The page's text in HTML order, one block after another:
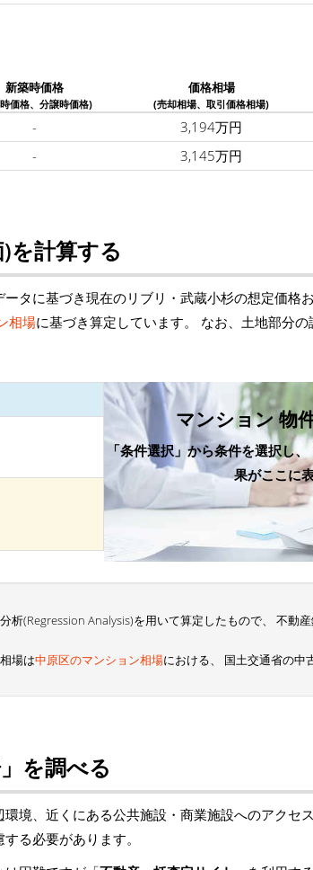
新築時価格
価格、分譲時価格)
価格相場
(売却相場、取引価格相場)
- 3,194万円
- 3,145万円
を計算する
タに基づき現在のリブリ・武蔵小杉の想定価格
相場に基づき算定しています。 なお、土地部分
マンション 物
「条件選択」から条件を選択し
果がここに
(Regression Analysis)を用いて算定したもので、 不動
場は中原区のマンション相場における、 国土交通省の中
を調べる
境、近くにある公共施設・商業施設へのアクセ
る必要があります。